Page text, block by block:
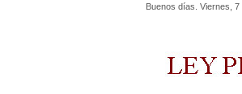
Buenos días. Viernes,